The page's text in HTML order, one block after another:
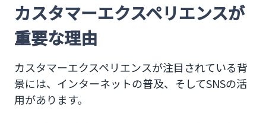
カスタマーエクスペリエンスが
重要な理由
カスタマーエクスペリエンスが注目されている背
景には、インターネットの普及、そしてSNSの活
用があります。